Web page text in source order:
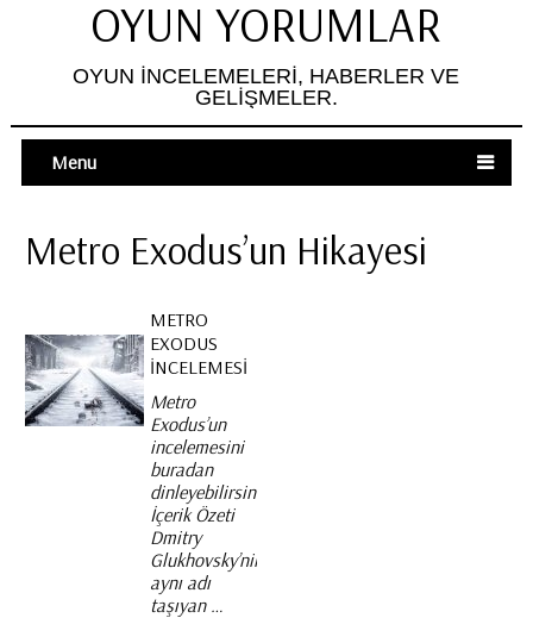
OYUN YORUMLAR
OYUN İNCELEMELERI, HABERLER VE
GELIŞMELER.
Menu
Metro Exodus’un Hikayesi
METRO
EXODUS
İNCELEMESI
Metro
Exodus’un
incelemesini
buradan
dinleyebilirsiniz.
İçerik Özeti
Dmitry
Glukhovsky’nin
aynı adı
taşıyan …